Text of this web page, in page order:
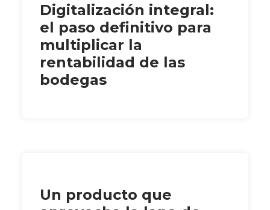
Digitalización integral:
el paso definitivo para
multiplicar la
rentabilidad de las
bodegas
Un producto que